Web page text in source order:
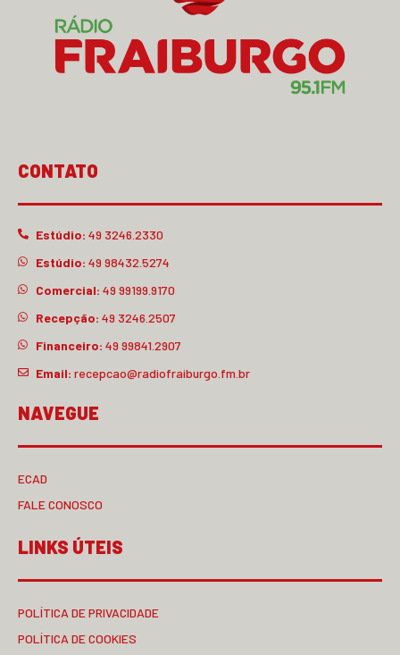
CONTATO
Estúdio: 49 3246.2330
Estúdio: 49 98432.5274
Comercial: 49 99199.9170
Recepção: 49 3246.2507
Financeiro: 49 99841.2907
Email: recepcao@radiofraiburgo.fm.br
NAVEGUE
ECAD
FALE CONOSCO
LINKS ÚTEIS
POLÍTICA DE PRIVACIDADE
POLÍTICA DE COOKIES